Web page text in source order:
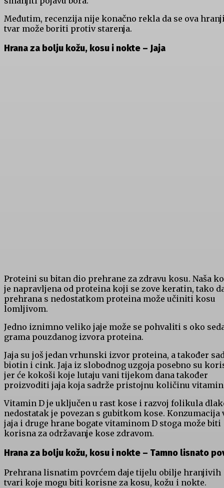
Međutim, recenzija nije konačno rekla da se ova
tvar može boriti protiv starenja.
Hrana za bolju kožu, kosu i nokte – Jaja
Proteini su bitan dio prehrane za zdravu kosu. Naša
je napravljena od proteina koji se zove keratin, tako
prehrana s nedostatkom proteina može učiniti kosu
lomljivom.
Jedno iznimno veliko jaje može se pohvaliti s oko
grama pouzdanog izvora proteina.
Jaja su još jedan vrhunski izvor proteina, a također
biotin i cink. Jaja iz slobodnog uzgoja posebno su
jer će kokoši koje lutaju vani tijekom dana također
proizvoditi jaja koja sadrže pristojnu količinu
Vitamin D je uključen u rast kose i razvoj folikula
nedostatak je povezan s gubitkom kose. Konzumacija
jaja i druge hrane bogate vitaminom D stoga može biti
korisna za održavanje kose zdravom.
Hrana za bolju kožu, kosu i nokte – Tamno lisnato
Prehrana lisnatim povrćem daje tijelu obilje hranjivih
tvari koje mogu biti korisne za kosu, kožu i nokte.